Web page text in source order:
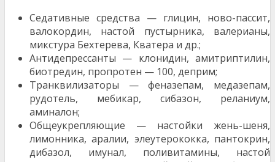
Седативные средства — глицин, ново-пассит,
валокордин, настой пустырника, валерианы,
микстура Бехтерева, Кватера и др.;
Антидепрессанты — клонидин, амитриптилин,
биотредин, пропротен — 100, деприм;
Транквилизаторы — феназепам, медазепам,
рудотель, мебикар, сибазон, реланиум,
аминалон;
Общеукрепляющие — настойки жень-шеня,
лимонника, аралии, элеутерококка, пантокрин,
дибазол, имунал, поливитамины, настой